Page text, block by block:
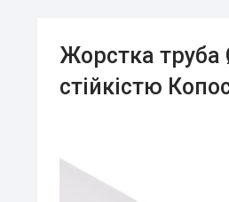
Жорстка
стійкістю